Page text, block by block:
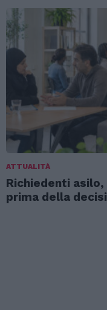
ATTUALITÀ
Richiedenti asilo,
prima della